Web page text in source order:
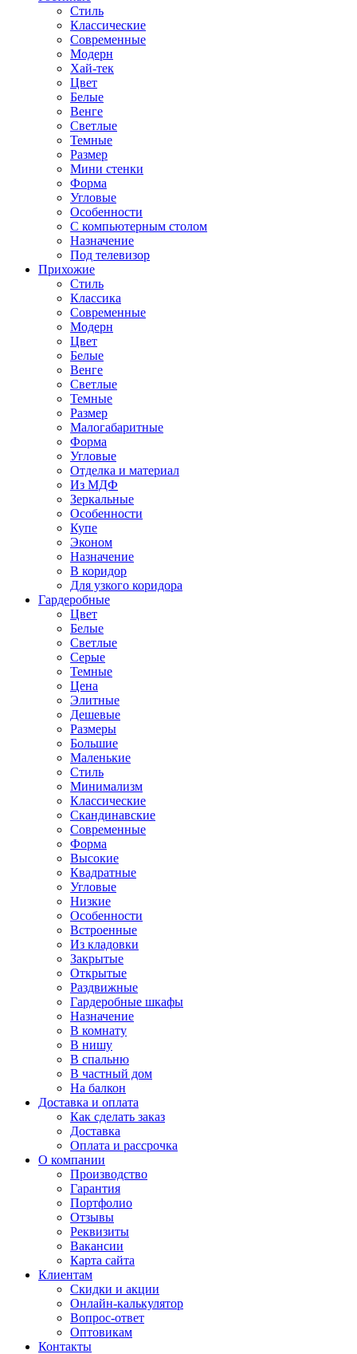
Стиль
Классические
Современные
Модерн
Хай-тек
Цвет
Белые
Венге
Светлые
Темные
Размер
Мини стенки
Форма
Угловые
Особенности
С компьютерным столом
Назначение
Под телевизор
Прихожие
Стиль
Классика
Современные
Модерн
Цвет
Белые
Венге
Светлые
Темные
Размер
Малогабаритные
Форма
Угловые
Отделка и материал
Из МДФ
Зеркальные
Особенности
Купе
Эконом
Назначение
В коридор
Для узкого коридора
Гардеробные
Цвет
Белые
Светлые
Серые
Темные
Цена
Элитные
Дешевые
Размеры
Большие
Маленькие
Стиль
Минимализм
Классические
Скандинавские
Современные
Форма
Высокие
Квадратные
Угловые
Низкие
Особенности
Встроенные
Из кладовки
Закрытые
Открытые
Раздвижные
Гардеробные шкафы
Назначение
В комнату
В нишу
В спальню
В частный дом
На балкон
Доставка и оплата
Как сделать заказ
Доставка
Оплата и рассрочка
О компании
Производство
Гарантия
Портфолио
Отзывы
Реквизиты
Вакансии
Карта сайта
Клиентам
Скидки и акции
Онлайн-калькулятор
Вопрос-ответ
Оптовикам
Контакты